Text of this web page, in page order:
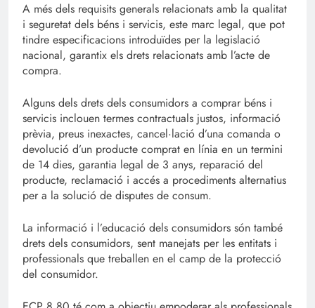
A més dels requisits generals relacionats amb la qualitat
i seguretat dels béns i servicis, este marc legal, que pot
tindre especificacions introduïdes per la legislació
nacional, garantix els drets relacionats amb l’acte de
compra.
Alguns dels drets dels consumidors a comprar béns i
servicis inclouen termes contractuals justos, informació
prèvia, preus inexactes, cancel·lació d’una comanda o
devolució d’un producte comprat en línia en un termini
de 14 dies, garantia legal de 3 anys, reparació del
producte, reclamació i accés a procediments alternatius
per a la solució de disputes de consum.
La informació i l’educació dels consumidors són també
drets dels consumidors, sent manejats per les entitats i
professionals que treballen en el camp de la protecció
del consumidor.